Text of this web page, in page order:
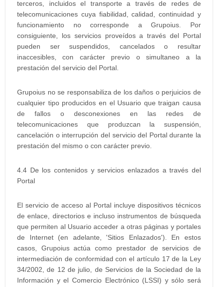
terceros, incluidos el transporte a través de redes de
telecomunicaciones cuya fiabilidad, calidad, continuidad y
funcionamiento no corresponde a Grupoius. Por
consiguiente, los servicios proveídos a través del Portal
pueden ser suspendidos, cancelados o resultar
inaccesibles, con carácter previo o simultaneo a la
prestación del servicio del Portal.
Grupoius no se responsabiliza de los daños o perjuicios de
cualquier tipo producidos en el Usuario que traigan causa
de fallos o desconexiones en las redes de
telecomunicaciones que produzcan la suspensión,
cancelación o interrupción del servicio del Portal durante la
prestación del mismo o con carácter previo.
4.4 De los contenidos y servicios enlazados a través del
Portal
El servicio de acceso al Portal incluye dispositivos técnicos
de enlace, directorios e incluso instrumentos de búsqueda
que permiten al Usuario acceder a otras páginas y portales
de Internet (en adelante, 'Sitios Enlazados'). En estos
casos, Grupoius actúa como prestador de servicios de
intermediación de conformidad con el artículo 17 de la Ley
34/2002, de 12 de julio, de Servicios de la Sociedad de la
Información y el Comercio Electrónico (LSSI) y sólo será